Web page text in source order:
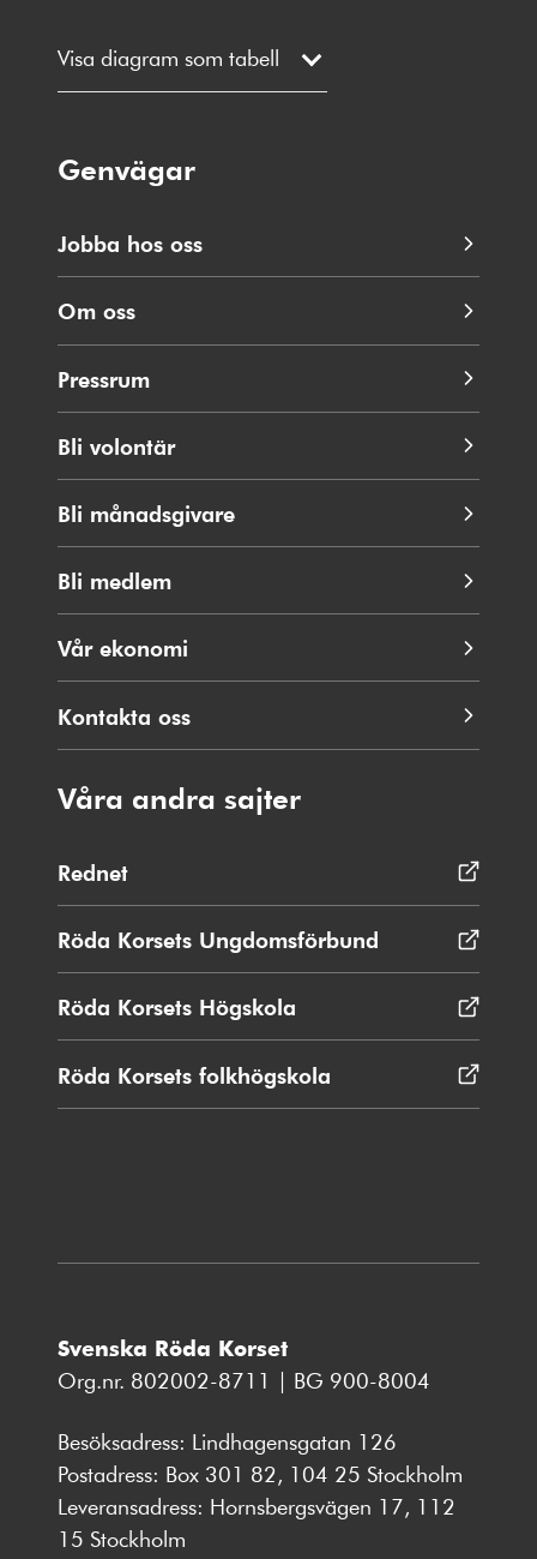
Visa diagram som tabell
Genvägar
Jobba hos oss
Om oss
Pressrum
Bli volontär
Bli månadsgivare
Bli medlem
Vår ekonomi
Kontakta oss
Våra andra sajter
Rednet
i
nytt
fönster
Röda Korsets Ungdomsförbund Öppnas
i
Röda Korsets Högskola
i
nytt
fönster
Röda Korsets folkhögskola
i
Svenska Röda Korset
Org.nr. 802002-8711 | BG 900-8004
Besöksadress: Lindhagensgatan 126
Postadress: Box 301 82, 104 25 Stockholm
Leveransadress: Hornsbergsvägen 17, 112
15 Stockholm